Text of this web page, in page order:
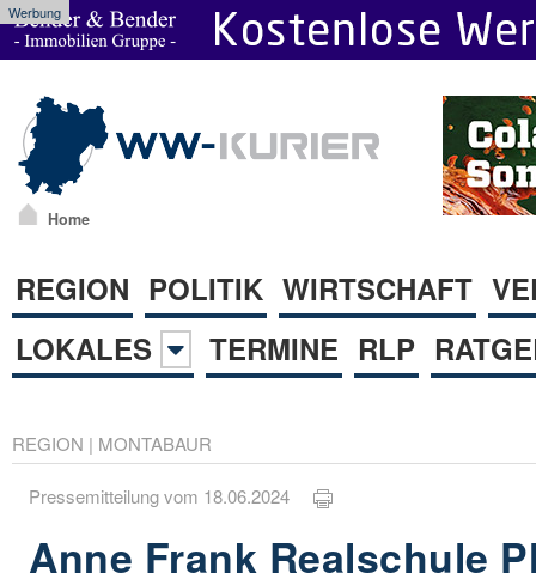
Werbung
Home
REGION POLITIK WIRTSCHAFT
LOKALES
TERMINE RLP
REGION | MONTABAUR
Pressemitteilung vom 18.06.2024
Anne Frank Realschule